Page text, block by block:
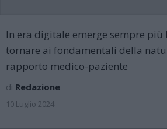
In era digitale emerge sempre più
tornare ai fondamentali della
rapporto medico-paziente
di Redazione
10 Luglio 2024